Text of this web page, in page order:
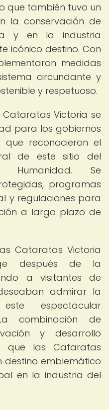
que también tuvo un
la conservación de
y en la industria
icónico destino. Con
medidas
circundante y
y respetuoso.
Victoria se
para los gobiernos
que reconocieron el
de este sitio del
Se
programas
y regulaciones para
a largo plazo de
Cataratas Victoria
después de la
a visitantes de
admirar la
espectacular
combinación de
y desarrollo
que las Cataratas
destino emblemático
en la industria del